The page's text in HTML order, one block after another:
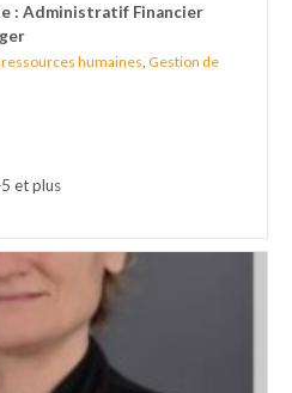
humaines Gestion de
et plus